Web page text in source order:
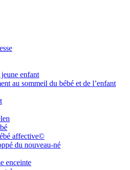
enfant
au sommeil du bébé et de l’enfant
affective©
du nouveau-né
enceinte